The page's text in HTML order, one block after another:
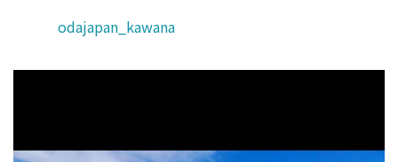
odajapan_kawana